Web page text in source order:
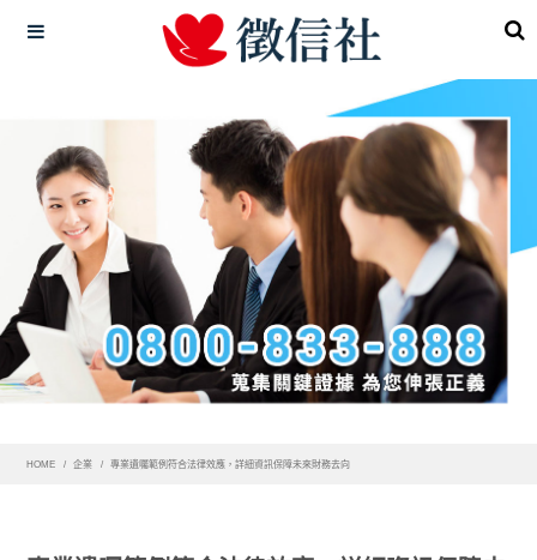
HOME 企業 專業遺囑範例符合法律效應，詳細資訊保障未來財務去向